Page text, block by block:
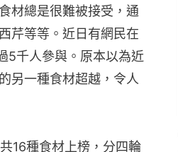
材總是很難被接受，通
芹等等。近日有網民在
5千人參與。原本以為近
另一種食材超越，令人
16種食材上榜，分四輪